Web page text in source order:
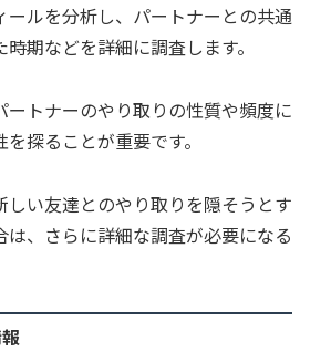
ルを分析し、パートナーとの共通
期などを詳細に調査します。
ートナーのやり取りの性質や頻度に
探ることが重要です。
しい友達とのやり取りを隠そうとす
は、さらに詳細な調査が必要になる